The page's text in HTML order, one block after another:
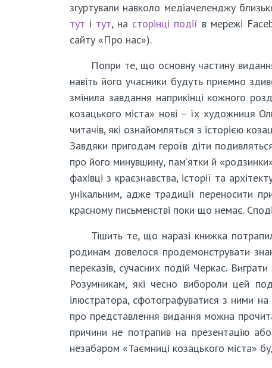
згуртували навколо медіачеленджу
тут і тут, на сторінці події в мережі
сайту «Про нас»).
Попри те, що основну частину
навіть його учасники будуть приємно
змінила завдання наприкінці кожного
козацького міста» нові – їх художниця
читачів, які ознайомляться з історією
Завдяки пригодам героїв діти
про його минувшину, пам’ятки й
фахівці з краєзнавства, історії та
унікальним, адже традиції переносити
красному письменстві поки що немає.
Тішить те, що наразі книжка
родинам довелося продемонструвати
переказів, сучасних подій Черкас.
Розумникам, які чесно вибороли цей
ілюстратора, сфотографуватися з ними
про представлення видання можна
причини не потрапив на презентацію
незабаром «Таємниці козацького міста»